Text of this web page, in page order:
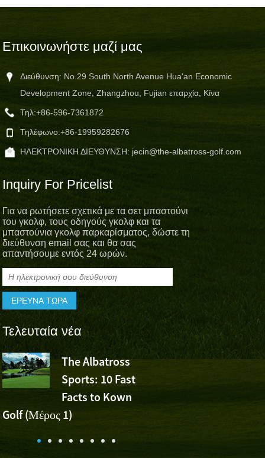
Επικοινωνήστε μαζί μας
Διεύθυνση: No.29 South North Avenue Hua'an Economic
Development Zone, Zhangzhou, Fujian επαρχία, Κίνα
Τηλ:+86-596-7361872
Τηλέφωνο:+86-19959282676
ΗΛΕΚΤΡΟΝΙΚΗ ΔΙΕΥΘΥΝΣΗ: jecin@the-albatross-golf.com
Inquiry For Pricelist
Για να ρωτήσετε σχετικά με τα σετ μπαστούνι
του γκολφ, τους οδηγούς γκολφ και τα
μπαστούνια γκολφ παρκαρίσματος, δώστε τη
διεύθυνση email σας και θα σας
απαντήσουμε εντός 24 ωρών.
Τελευταία νέα
The Albatross
Sports: 10 Fast
Facts to Kown
Golf (Μέρος 1)
Το